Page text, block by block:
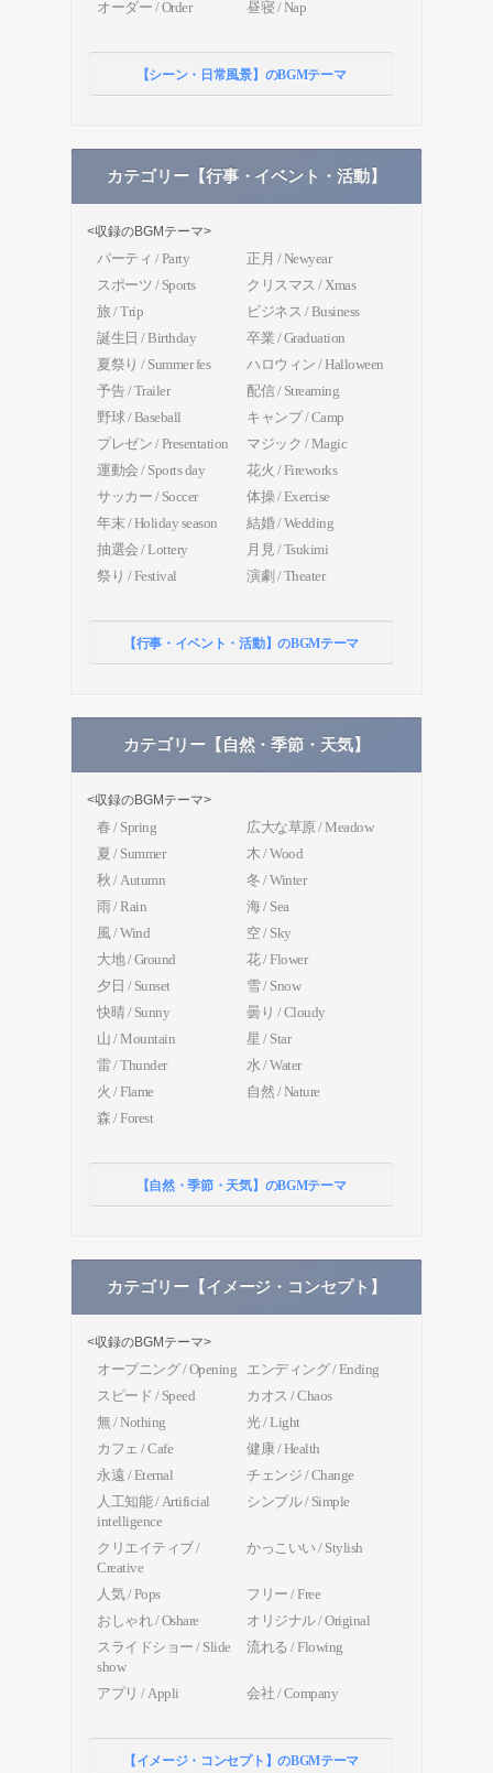
オーダー / Order 昼寝 / Nap
【シーン・日常風景】のBGMテーマ
カテゴリー【行事・イベント・活動】
<収録のBGMテーマ>
パーティ / Party
正月 / Newyear
スポーツ / Sports
クリスマス / Xmas
旅 / Trip
ビジネス / Business
誕生日 / Birthday
卒業 / Graduation
夏祭り / Summer fes
ハロウィン / Halloween
予告 / Trailer
配信 / Streaming
野球 / Baseball
キャンプ / Camp
プレゼン / Presentation
マジック / Magic
運動会 / Sports day
花火 / Fireworks
サッカー / Soccer
体操 / Exercise
年末 / Holiday season
結婚 / Wedding
抽選会 / Lottery
月見 / Tsukimi
祭り / Festival
演劇 / Theater
【行事・イベント・活動】のBGMテーマ
カテゴリー【自然・季節・天気】
<収録のBGMテーマ>
春 / Spring
広大な草原 / Meadow
夏 / Summer
木 / Wood
秋 / Autumn
冬 / Winter
雨 / Rain
海 / Sea
風 / Wind
空 / Sky
大地 / Ground
花 / Flower
夕日 / Sunset
雪 / Snow
快晴 / Sunny
曇り / Cloudy
山 / Mountain
星 / Star
雷 / Thunder
水 / Water
火 / Flame
自然 / Nature
森 / Forest
【自然・季節・天気】のBGMテーマ
カテゴリー【イメージ・コンセプト】
<収録のBGMテーマ>
オープニング / Opening
エンディング / Ending
スピード / Speed
カオス / Chaos
無 / Nothing
光 / Light
カフェ / Cafe
健康 / Health
永遠 / Eternal
チェンジ / Change
人工知能 / Artificial
intelligence
シンプル / Simple
クリエイティブ /
Creative
かっこいい / Stylish
人気 / Pops
フリー / Free
おしゃれ / Oshare
オリジナル / Original
スライドショー / Slide
show
流れる / Flowing
アプリ / Appli 会社 / Company
【イメージ・コンセプト】のBGMテーマ